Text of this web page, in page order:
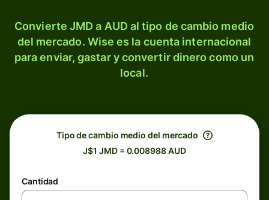
Convierte JMD a AUD al tipo de cambio medio
del mercado. Wise es la cuenta internacional
para enviar, gastar y convertir dinero como un
local.
Tipo de cambio medio del mercado
J$1 JMD = 0.008988 AUD
Cantidad